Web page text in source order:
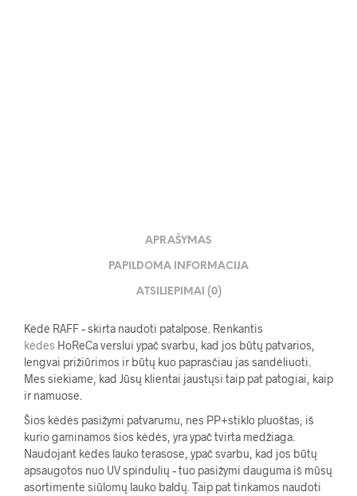
APRAŠYMAS
PAPILDOMA INFORMACIJA
ATSILIEPIMAI (0)
Kėdė RAFF –skirta naudoti patalpose. Renkantis
kėdes HoReCa verslui ypač svarbu, kad jos būtų patvarios,
lengvai prižiūrimos ir būtų kuo paprasčiau jas sandėliuoti.
Mes siekiame, kad Jūsų klientai jaustųsi taip pat patogiai, kaip
ir namuose.
Šios kėdės pasižymi patvarumu, nes PP+stiklo pluoštas, iš
kurio gaminamos šios kėdės, yra ypač tvirta medžiaga.
Naudojant kėdes lauko terasose, ypač svarbu, kad jos būtų
apsaugotos nuo UV spindulių – tuo pasižymi dauguma iš mūsų
asortimente siūlomų lauko baldų. Taip pat tinkamos naudoti